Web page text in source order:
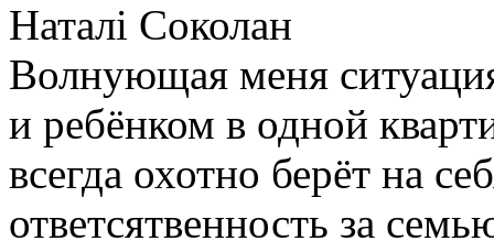
Наталі Соколан
Волнующая меня
и ребёнком в одной
всегда охотно берёт на
ответсятвенность за